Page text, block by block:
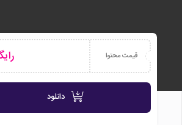
قیمت محتوا
دانلود